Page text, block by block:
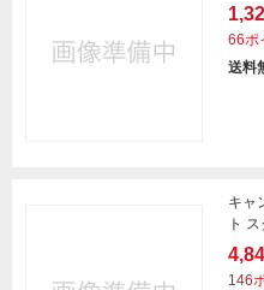
66ポ
送料
キャ
ト
146